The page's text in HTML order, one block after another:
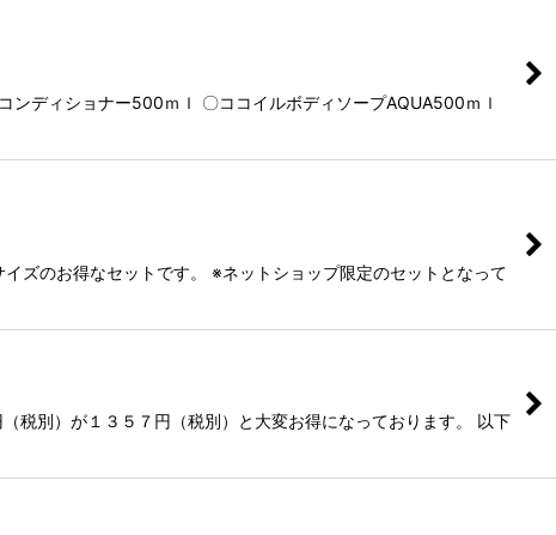
ディショナー500ｍｌ 〇ココイルボディソープAQUA500ｍｌ
ズのお得なセットです。 ※ネットショップ限定のセットとなって
税別）が１３５７円（税別）と大変お得になっております。 以下